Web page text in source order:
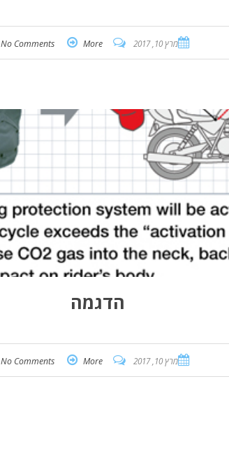
מרץ 10, 2017 No Comments More
הדגמה
מרץ 10, 2017 No Comments More